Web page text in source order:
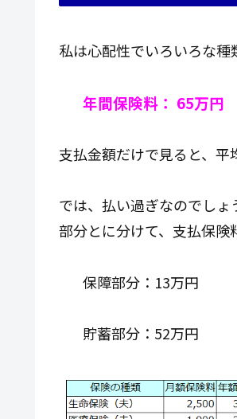
私は心配性でいろいろな種
年間保険料： 65万円
支払金額だけで見ると、平
では、払い過ぎなのでし
部分とに分けて、支払保険
保障部分：13万円
貯蓄部分：52万円